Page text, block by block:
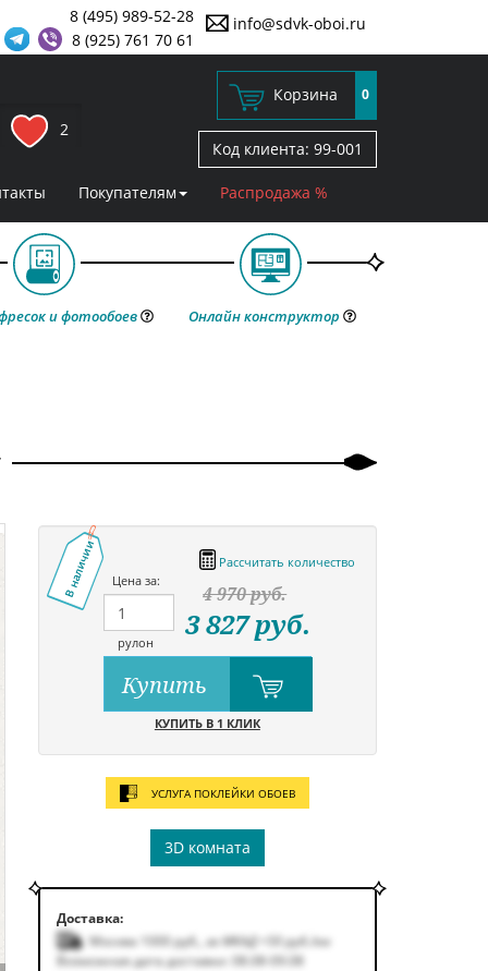
info@sdvk-oboi.ru
8 (495) 989-52-28
8 (925) 761 70 61
2
Корзина 0
Код клиента: 99-001
Покупателям Распродажа %
и фотообоев Онлайн конструктор
В наличии
Рассчитать количество
Цена за:
рулон
4 970руб.
3 827руб.
Купить
КУПИТЬ В 1 КЛИК
УСЛУГА ПОКЛЕЙКИ ОБОЕВ
3D комната
Доставка:
Москва 1000руб. за МКАД +50руб. /км
Возможная дата доставки: 08.08-09.08